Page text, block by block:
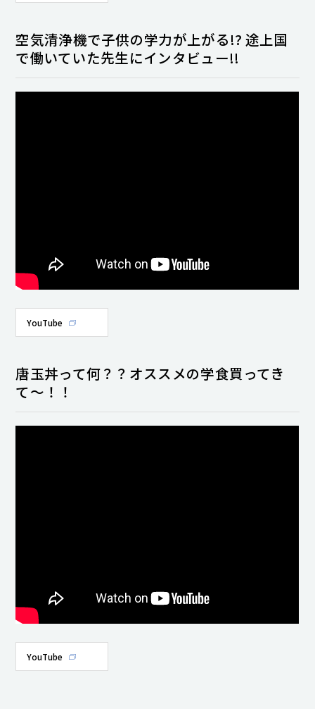
空気清浄機で子供の学力が上がる!? 途上国
で働いていた先生にインタビュー!!
YouTube
唐玉丼って何？？オススメの学食買ってき
て〜！！
YouTube